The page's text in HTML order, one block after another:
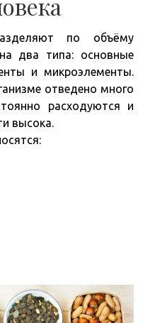
по объёму
два типа: основные
и микроэлементы.
отведено много
расходуются и
высока.